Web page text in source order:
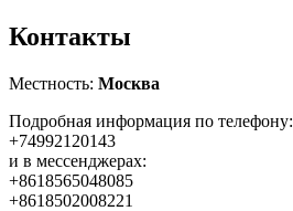
Контакты
Местность: Москва
Подробная информация по телефону:
+74992120143
и в мессенджерах:
+8618565048085
+8618502008221